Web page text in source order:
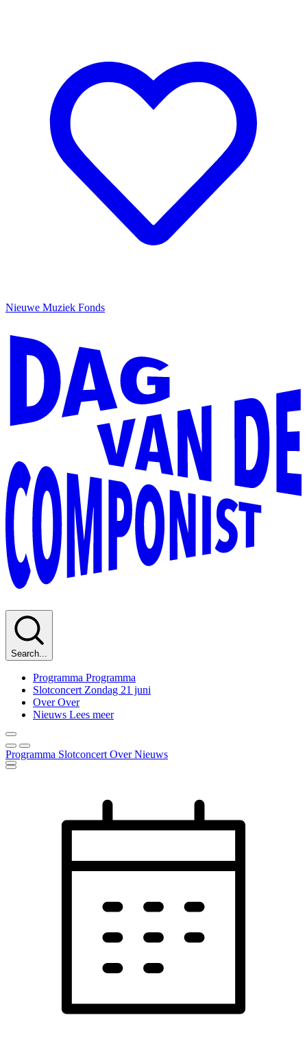
Nieuwe Muziek Fonds
Search...
Programma Programma
Slotconcert Zondag 21 juni
Over Over
Nieuws Lees meer
Programma Slotconcert OverNieuws